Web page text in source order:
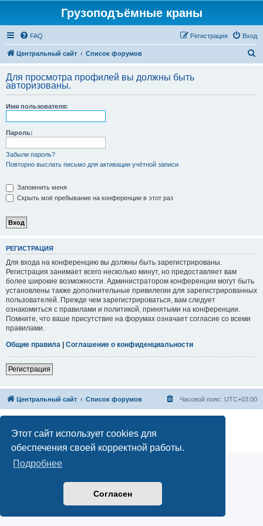
Этот сайт использует cookies для
обеспечения своей корректной работы.
Подробнее
Согласен
Грузоподъёмные краны
FAQ Вход
Регистрация
Центральный сайт Список форумов
с
Для просмотра профилей вы должны быть
авторизованы.
Имя пользователя:
Пароль:
Забыли пароль?
Повторно выслать письмо для активации учётной записи
Запомнить меня
Скрыть моё пребывание на конференции в этот раз
РЕГИСТРАЦИЯ
Для входа на конференцию вы должны быть зарегистрированы.
Регистрация занимает всего несколько минут, но предоставляет вам
более широкие возможности. Администратором конференции могут быть
установлены также дополнительные привилегии для зарегистрированных
пользователей. Прежде чем зарегистрироваться, вам следует
ознакомиться с правилами и политикой, принятыми на конференции.
Помните, что ваше присутствие на форумах означает согласие со всеми
правилами.
Общие правила | Соглашение о конфиденциальности
Регистрация
Центральный сайт Список форумов Часовой пояс: UTC+03:00
Русская поддержка phpBB